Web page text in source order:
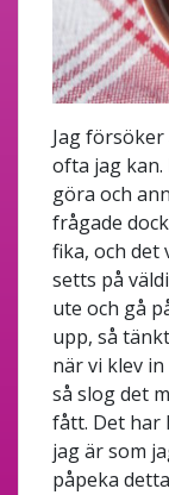
Jag
ofta jag
göra och
frågade
fika, och det
setts på
ute och gå
upp, så
när vi klev
så slog det
fått. Det har
jag är som
påpeka